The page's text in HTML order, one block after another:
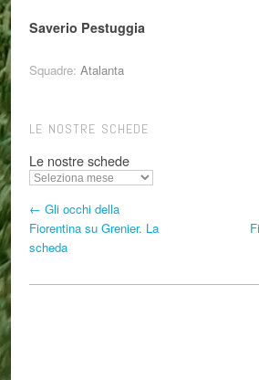
Saverio Pestuggia
Squadre:Atalanta
LE NOSTRE SCHEDE
Le nostre schede
← Gli occhi della
Fiorentina su Grenier. La
scheda